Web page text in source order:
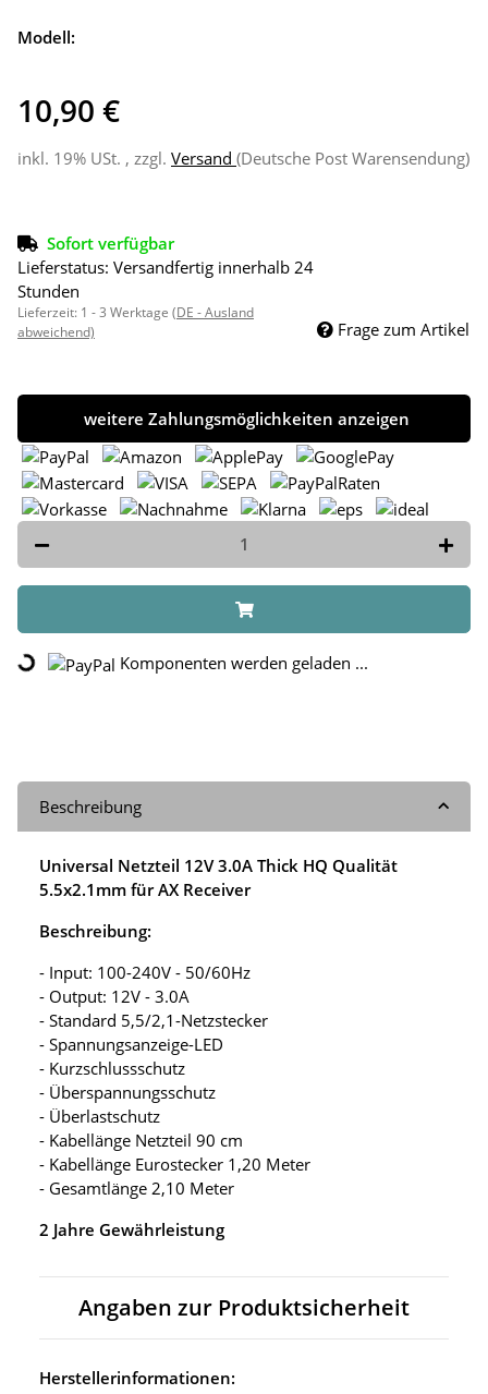
Modell:
10,90 €
inkl. 19% USt. , zzgl. Versand (Deutsche Post Warensendung)
Sofort verfügbar
Lieferstatus: Versandfertig innerhalb 24
Stunden
Lieferzeit: 1 - 3 Werktage (DE - Ausland
abweichend)
Frage zum Artikel
weitere Zahlungsmöglichkeiten anzeigen
Loading... Komponenten werden geladen ...
Beschreibung
Universal Netzteil 12V 3.0A Thick HQ Qualität
5.5x2.1mm für AX Receiver
Beschreibung:
- Input: 100-240V - 50/60Hz
- Output: 12V - 3.0A
- Standard 5,5/2,1-Netzstecker
- Spannungsanzeige-LED
- Kurzschlussschutz
- Überspannungsschutz
- Überlastschutz
- Kabellänge Netzteil 90 cm
- Kabellänge Eurostecker 1,20 Meter
- Gesamtlänge 2,10 Meter
2 Jahre Gewährleistung
Angaben zur Produktsicherheit
Herstellerinformationen: